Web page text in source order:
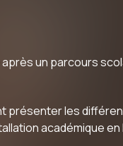
un parcours
présenter les
académique en